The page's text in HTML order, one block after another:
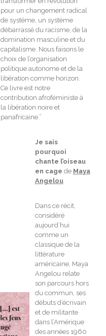
pour un changement radical
de système, un système
débarrassé du racisme, de la
domination masculine et du
capitalisme. Nous faisons le
choix de l’organisation
politique autonome et de la
libération comme horizon.
Ce livre est notre
contribution afroféministe à
la libération noire et
panafricaine.”
Je sais
pourquoi
chante l’oiseau
en cage de Maya
Angelou
Dans ce récit,
considéré
aujourd’hui
comme un
classique de la
littérature
américaine, Maya
Angelou relate
son parcours hors
du commun, ses
débuts d’écrivain
et de militante
dans l’Amérique
des années 1960